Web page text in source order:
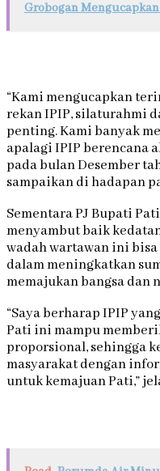
Grobogan
“Kami mengucapkan
rekan IPIP, silaturahmi
penting. Kami banyak
apalagi IPIP berencana
pada bulan Desember
sampaikan di hadapan
Sementara PJ Bupati
menyambut baik
wadah wartawan ini
dalam meningkatkan
memajukan bangsa dan
“Saya berharap IPIP
Pati ini mampu
proporsional, sehingga
masyarakat dengan
untuk kemajuan Pati,”